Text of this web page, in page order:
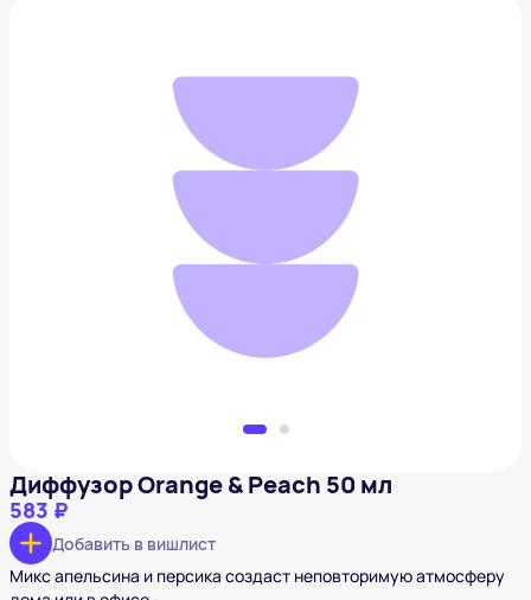
Диффузор Orange & Peach 50 мл
Диффузор Orange & Peach 50 мл
583 ₽
Добавить в вишлист
Микс апельсина и персика создаст неповторимую атмосферу